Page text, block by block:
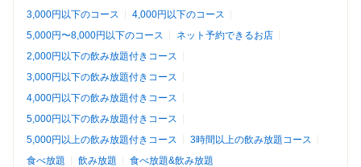
3,000円以下のコース
4,000円以下のコース
5,000円〜8,000円以下のコース
ネット予約できるお店
2,000円以下の飲み放題付きコース
3,000円以下の飲み放題付きコース
4,000円以下の飲み放題付きコース
5,000円以下の飲み放題付きコース
5,000円以上の飲み放題付きコース
3時間以上の飲み放題コース
食べ放題
飲み放題 食べ放題&飲み放題